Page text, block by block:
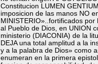
Constitucion LUMEN
imposicion de las manos NO
MINISTERIO»..fortificados
al Pueblo de Dios, en UNION
ministerio (DIACONIA) de la
DEJA una total amplitud a la
y a la palabra de Dios» como
enumeran en la primera